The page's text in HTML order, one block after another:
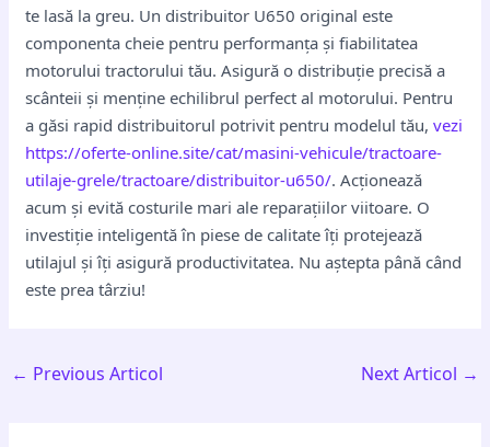
te lasă la greu. Un distribuitor U650 original este
componenta cheie pentru performanța și fiabilitatea
motorului tractorului tău. Asigură o distribuție precisă a
scânteii și menține echilibrul perfect al motorului. Pentru
a găsi rapid distribuitorul potrivit pentru modelul tău,vezi
https://oferte-online.site/cat/masini-vehicule/tractoare-
utilaje-grele/tractoare/distribuitor-u650/. Acționează
acum și evită costurile mari ale reparațiilor viitoare. O
investiție inteligentă în piese de calitate îți protejează
utilajul și îți asigură productivitatea. Nu aștepta până când
este prea târziu!
← Previous Articol Next Articol →